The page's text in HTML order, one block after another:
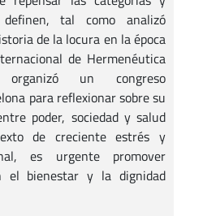
tal como analizó
de la locura en la época
de Hermenéutica
un congreso
para reflexionar sobre su
poder, sociedad y salud
de creciente estrés y
es urgente promover
el bienestar y la dignidad